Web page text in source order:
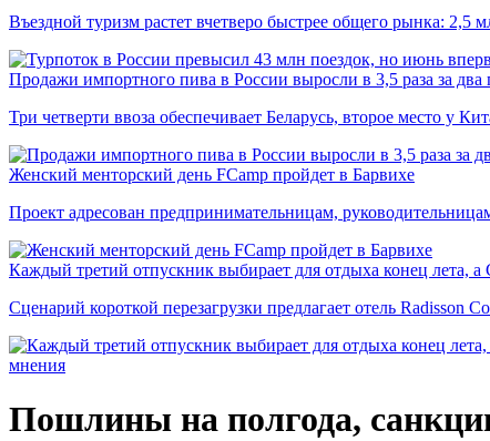
Въездной туризм растет вчетверо быстрее общего рынка: 2,5
Продажи импортного пива в России выросли в 3,5 раза за два
Три четверти ввоза обеспечивает Беларусь, второе место у
Женский менторский день FCamp пройдет в Барвихе
Проект адресован предпринимательницам,
Каждый третий отпускник выбирает для отдыха конец лета,
Сценарий короткой перезагрузки предлагает отель Radisson
мнения
Пошлины на полгода,